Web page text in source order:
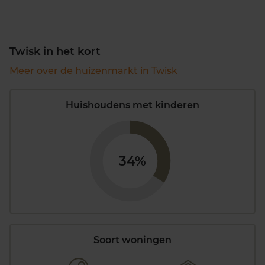
Twisk in het kort
Meer over de huizenmarkt in Twisk
Huishoudens met kinderen
34%
Soort woningen